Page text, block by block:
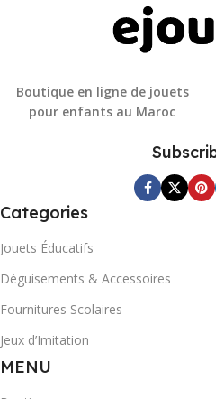
Boutique en ligne de jouets
pour enfants au Maroc
Categories
Jouets Éducatifs
Déguisements & Accessoires
Fournitures Scolaires
Jeux d’Imitation
MENU